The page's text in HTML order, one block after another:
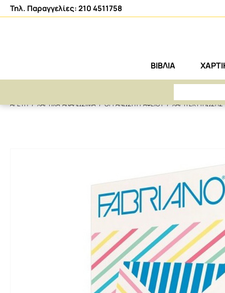
Τηλ. Παραγγελίες: 210 4511758
ΒΙΒΛΙΑ
ΑΡΕΤΗ ΧΑΡΤΙΚΑ-ΑΝΑΛΩΣΙΜΑ ΟΡΓΑΝΩΣΗ ΓΡΑΦΕΙΟΥ ΧΑΡΤΙ ΕΚΤΥΠΩΣΗΣ